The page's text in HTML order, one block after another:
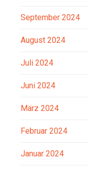
September 2024
August 2024
Juli 2024
Juni 2024
März 2024
Februar 2024
Januar 2024